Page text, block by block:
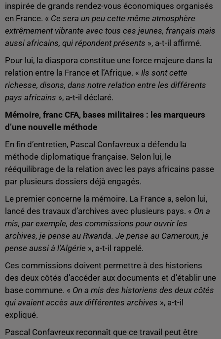
inspirée de grands rendez-vous économiques organisés
en France. « Ce sera un peu cette même atmosphère
extrêmement vibrante avec tous ces jeunes, français mais
aussi africains, qui répondent présents », a-t-il affirmé.
Pour lui, la diaspora constitue une force majeure dans la
relation entre la France et l’Afrique. « Ils sont cette
richesse, disons, dans notre relation entre les différents
pays africains », a-t-il déclaré.
Mémoire, franc CFA, bases militaires : les marqueurs
d’une nouvelle méthode
En fin d’entretien, Pascal Confavreux a défendu la
méthode diplomatique française. Selon lui, le
rééquilibrage de la relation avec les pays africains passe
par plusieurs dossiers déjà engagés.
Le premier concerne la mémoire. La France a, selon lui,
lancé des travaux d’archives avec plusieurs pays. « On a
mis, par exemple, des commissions pour ouvrir les
archives, je pense au Rwanda. Je pense au Cameroun, je
pense aussi à l’Algérie », a-t-il rappelé.
Ces commissions doivent permettre à des historiens
des deux côtés d’accéder aux documents et d’établir une
base commune. « On a mis des historiens des deux côtés
qui avaient accès aux différentes archives », a-t-il
expliqué.
Pascal Confavreux reconnaît que ce travail peut être